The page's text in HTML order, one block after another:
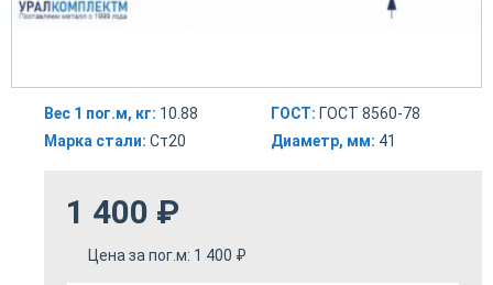
Вес 1 пог.м, кг: 10.88
Марка стали: Ст20
ГОСТ: ГОСТ 8560-78
Диаметр, мм: 41
1 400 ₽
Цена за пог.м: 1 400 ₽